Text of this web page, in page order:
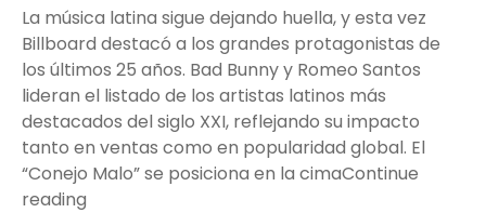
La música latina sigue dejando huella, y esta vez
Billboard destacó a los grandes protagonistas de
los últimos 25 años. Bad Bunny y Romeo Santos
lideran el listado de los artistas latinos más
destacados del siglo XXI, reflejando su impacto
tanto en ventas como en popularidad global. El
“Conejo Malo” se posiciona en la cimaContinue
reading